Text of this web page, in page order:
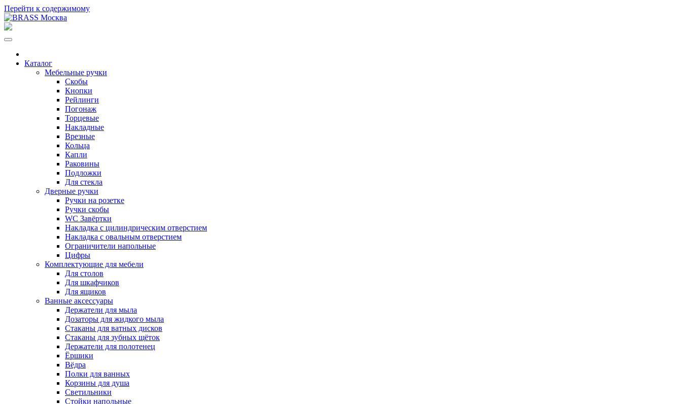
Перейти к содержимому
Каталог
Мебельные ручки
Скобы
Кнопки
Рейлинги
Погонаж
Торцевые
Накладные
Врезные
Кольца
Капли
Раковины
Подложки
Для стекла
Дверные ручки
Ручки на розетке
Ручки скобы
WC Завёртки
Накладка с цилиндрическим отверстием
Накладка с овальным отверстием
Ограничители напольные
Цифры
Комплектующие для мебели
Для столов
Для шкафчиков
Для ящиков
Ванные аксессуары
Держатели для мыла
Дозаторы для жидкого мыла
Стаканы для ватных дисков
Стаканы для зубных щёток
Держатели для полотенец
Ёршики
Вёдра
Полки для ванных
Корзины для душа
Светильники
Стойки напольные